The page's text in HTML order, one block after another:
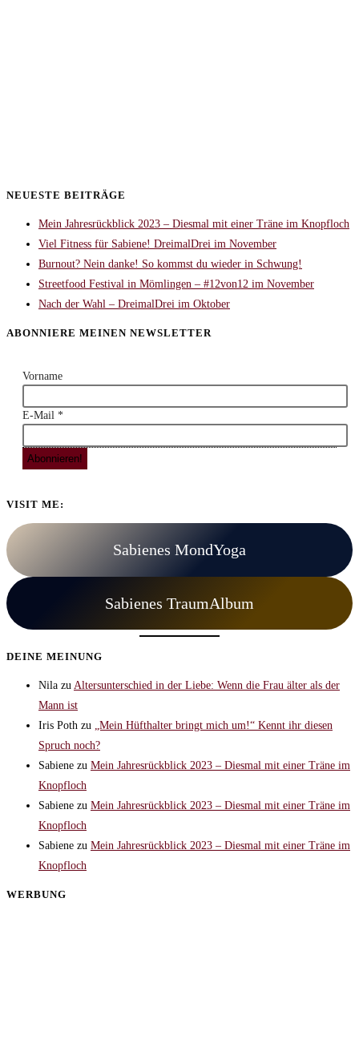
NEUESTE BEITRÄGE
Mein Jahresrückblick 2023 – Diesmal mit einer Träne im Knopfloch
Viel Fitness für Sabiene! DreimalDrei im November
Burnout? Nein danke! So kommst du wieder in Schwung!
Streetfood Festival in Mömlingen – #12von12 im November
Nach der Wahl – DreimalDrei im Oktober
ABONNIERE MEINEN NEWSLETTER
Vorname
E-Mail *
VISIT ME:
Sabienes MondYoga
Sabienes TraumAlbum
DEINE MEINUNG
Nila zu Altersunterschied in der Liebe: Wenn die Frau älter als der
Mann ist
Iris Poth zu
„Mein Hüfthalter bringt mich um!“ Kennt ihr diesen
Spruch noch?
Sabiene zu Mein Jahresrückblick 2023 – Diesmal mit einer Träne im
Knopfloch
Sabiene zu Mein Jahresrückblick 2023 – Diesmal mit einer Träne im
Knopfloch
Sabiene zu Mein Jahresrückblick 2023 – Diesmal mit einer Träne im
Knopfloch
WERBUNG